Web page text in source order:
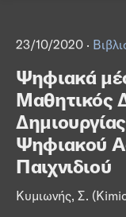
23/10/2020 ·
Ψηφιακά
Μαθητικός
Ψηφιακού
Παιχνιδιού
Κυμιωνής, Σ.